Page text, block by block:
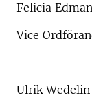
Felicia Edman
Vice
Ulrik Wedelin